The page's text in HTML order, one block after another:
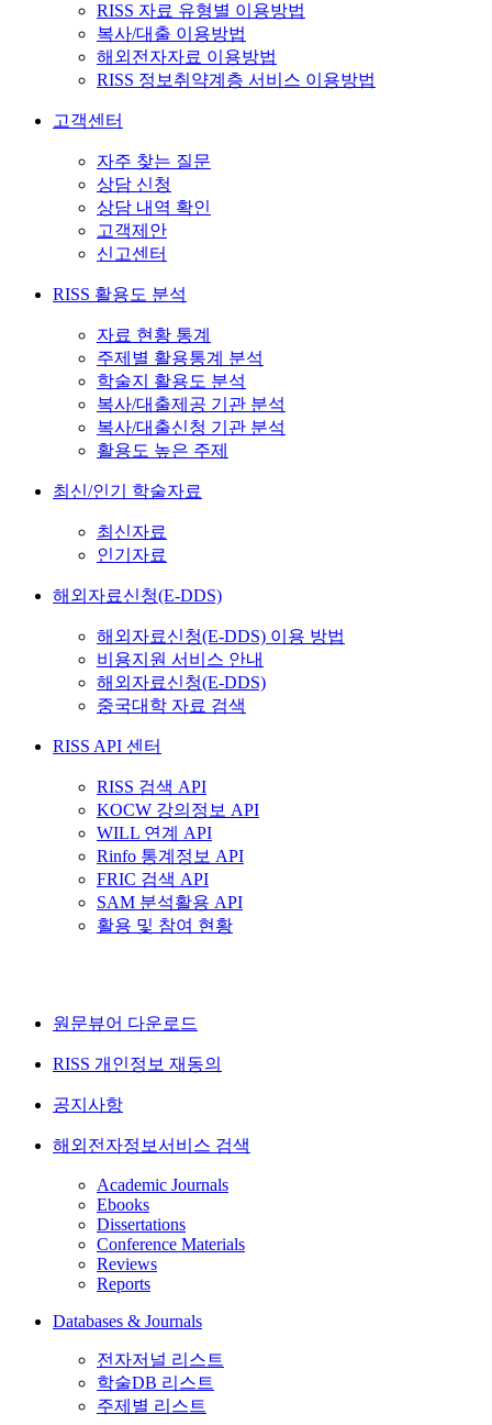
RISS 자료 유형별 이용방법
복사/대출 이용방법
해외전자자료 이용방법
RISS 정보취약계층 서비스 이용방법
고객센터
자주 찾는 질문
상담 신청
상담 내역 확인
고객제안
신고센터
RISS 활용도 분석
자료 현황 통계
주제별 활용통계 분석
학술지 활용도 분석
복사/대출제공 기관 분석
복사/대출신청 기관 분석
활용도 높은 주제
최신/인기 학술자료
최신자료
인기자료
해외자료신청(E-DDS)
해외자료신청(E-DDS) 이용 방법
비용지원 서비스 안내
해외자료신청(E-DDS)
중국대학 자료 검색
RISS API 센터
RISS 검색 API
KOCW 강의정보 API
WILL 연계 API
Rinfo 통계정보 API
FRIC 검색 API
SAM 분석활용 API
활용 및 참여 현황
원문뷰어 다운로드
RISS 개인정보 재동의
공지사항
해외전자정보서비스 검색
Academic Journals
Ebooks
Dissertations
Conference Materials
Reviews
Reports
Databases & Journals
전자저널 리스트
학술DB 리스트
주제별 리스트